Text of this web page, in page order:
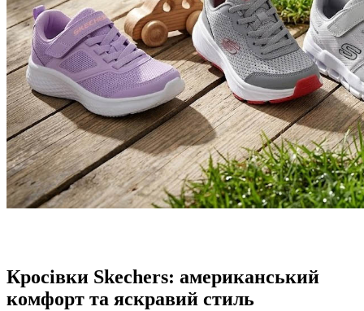
Кросівки Skechers: американський
комфорт та яскравий стиль